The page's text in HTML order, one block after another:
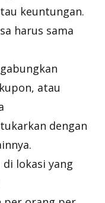
keuntungan.
harus sama
atau
dengan
di lokasi yang